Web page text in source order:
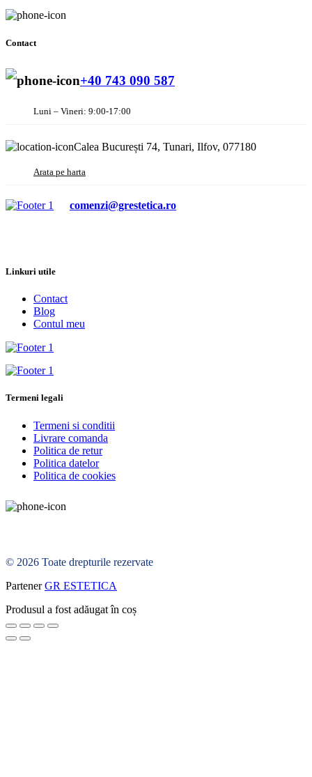
Contact
+40 743 090 587
Luni – Vineri: 9:00-17:00
Calea București 74, Tunari, Ilfov, 077180
Arata pe harta
comenzi@grestetica.ro
Linkuri utile
Contact
Blog
Contul meu
Termeni legali
Termeni si conditii
Livrare comanda
Politica de retur
Politica datelor
Politica de cookies
© 2026 Toate drepturile rezervate
PartenerGR ESTETICA
Produsul a fost adăugat în coș